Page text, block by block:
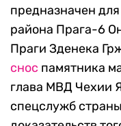
предназначен
района Прага-6
Праги Зденека
снос памятника
глава МВД Чехии
спецслужб